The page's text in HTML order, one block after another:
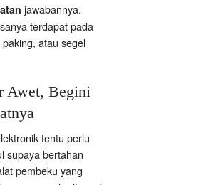
jawabannya.
terdapat pada
atau segel
Awet, Begini
tentu perlu
supaya bertahan
pembeku yang